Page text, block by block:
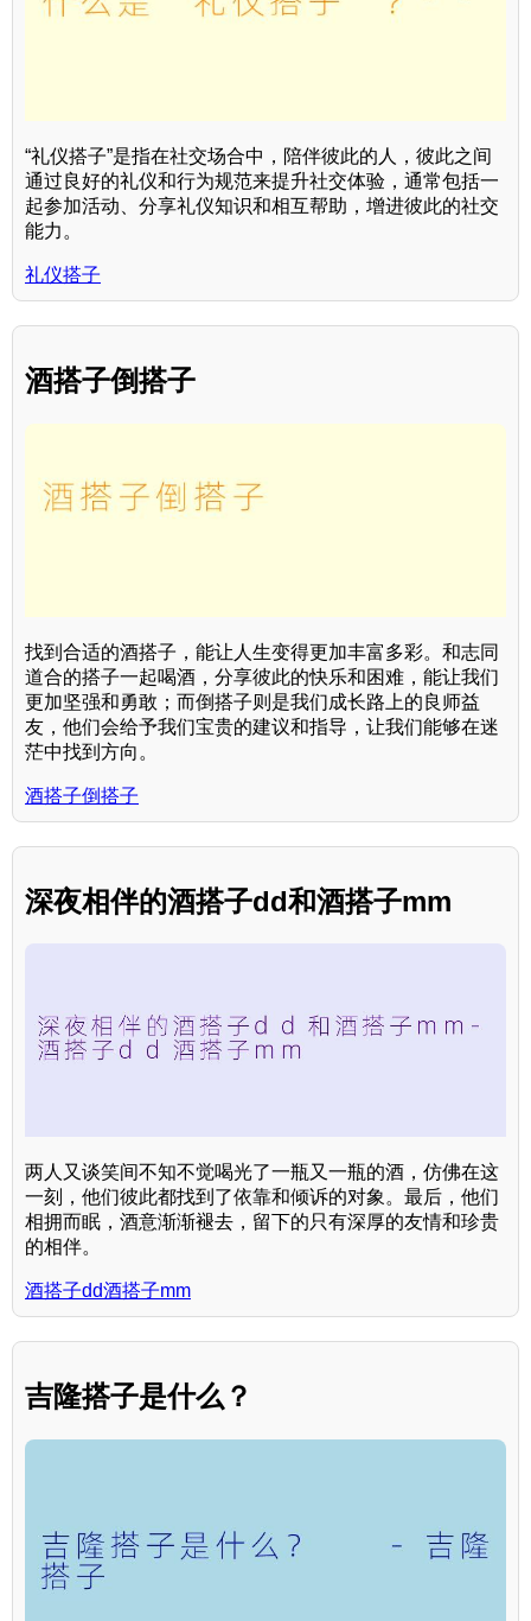
“礼仪搭子”是指在社交场合中，陪伴彼此的人，彼此之间
通过良好的礼仪和行为规范来提升社交体验，通常包括一
起参加活动、分享礼仪知识和相互帮助，增进彼此的社交
能力。
礼仪搭子
酒搭子倒搭子
找到合适的酒搭子，能让人生变得更加丰富多彩。和志同
道合的搭子一起喝酒，分享彼此的快乐和困难，能让我们
更加坚强和勇敢；而倒搭子则是我们成长路上的良师益
友，他们会给予我们宝贵的建议和指导，让我们能够在迷
茫中找到方向。
酒搭子倒搭子
深夜相伴的酒搭子dd和酒搭子mm
两人又谈笑间不知不觉喝光了一瓶又一瓶的酒，仿佛在这
一刻，他们彼此都找到了依靠和倾诉的对象。最后，他们
相拥而眠，酒意渐渐褪去，留下的只有深厚的友情和珍贵
的相伴。
酒搭子dd酒搭子mm
吉隆搭子是什么？